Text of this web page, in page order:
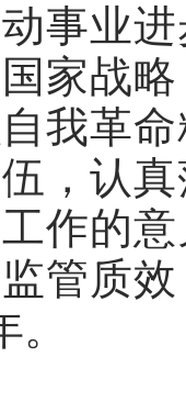
事业
家战
我革
，认
作的
管质
。